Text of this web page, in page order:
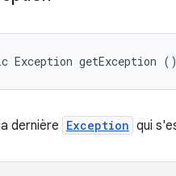
Exception getException ()
dernière Exception qui